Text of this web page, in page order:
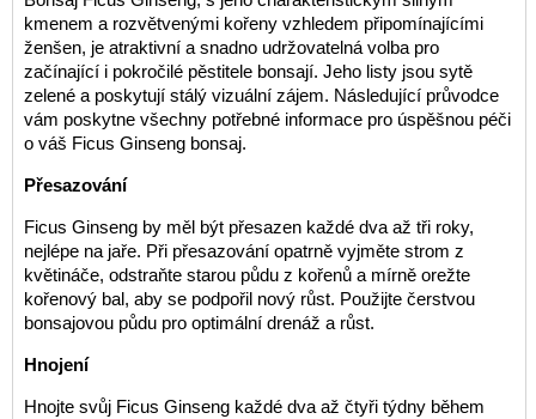
kmenem a rozvětvenými kořeny vzhledem připomínajícími
ženšen, je atraktivní a snadno udržovatelná volba pro
začínající i pokročilé pěstitele bonsají. Jeho listy jsou sytě
zelené a poskytují stálý vizuální zájem. Následující průvodce
vám poskytne všechny potřebné informace pro úspěšnou péči
o váš Ficus Ginseng bonsaj.
Přesazování
Ficus Ginseng by měl být přesazen každé dva až tři roky,
nejlépe na jaře. Při přesazování opatrně vyjměte strom z
květináče, odstraňte starou půdu z kořenů a mírně orežte
kořenový bal, aby se podpořil nový růst. Použijte čerstvou
bonsajovou půdu pro optimální drenáž a růst.
Hnojení
Hnojte svůj Ficus Ginseng každé dva až čtyři týdny během